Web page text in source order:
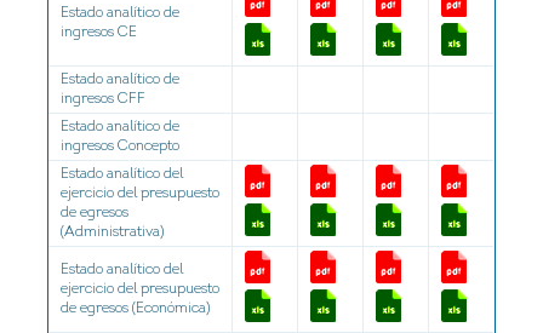
Estado analítico de
ingresos CE
Estado analítico de
ingresos CFF
Estado analítico de
ingresos Concepto
Estado analítico del
ejercicio del presupuesto
de egresos
(Administrativa)
Estado analítico del
ejercicio del presupuesto
de egresos (Económica)